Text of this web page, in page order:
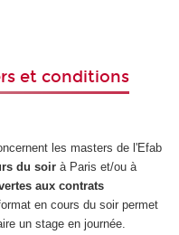
et conditions
les masters de l'Efab
du soirà Paris et/ou à
aux contrats
en cours du soir permet
un stage en journée.